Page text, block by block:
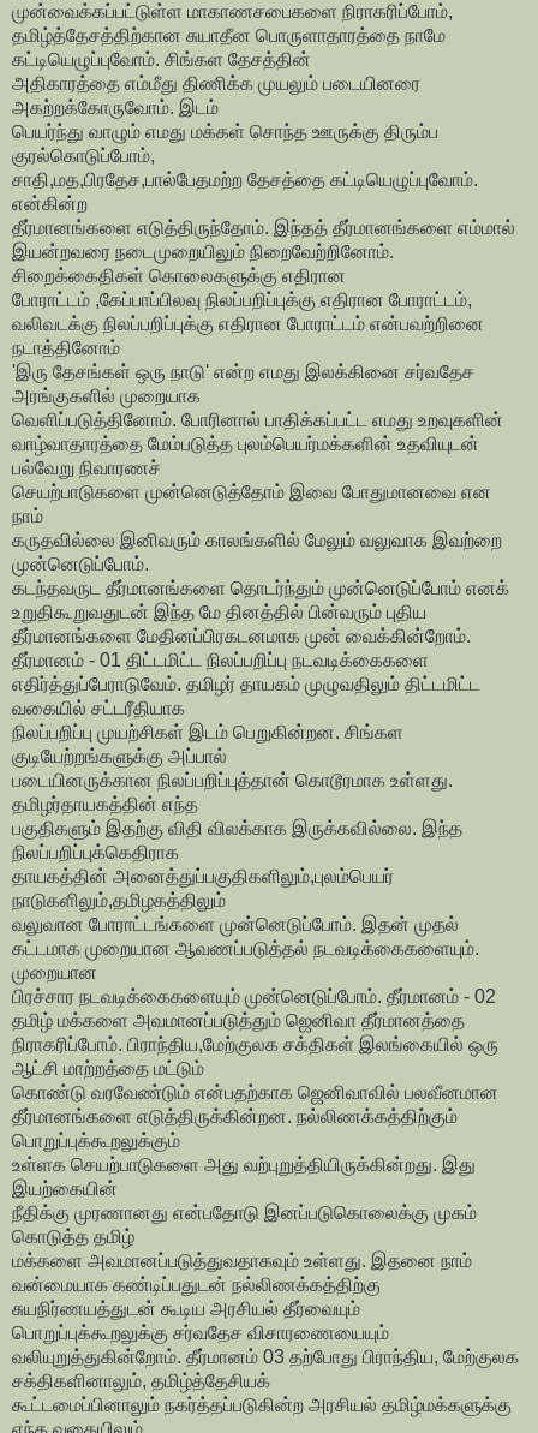
முன்வைக்கப்பட்டுள்ள மாகாணசபைகளை நிராகரிப்போம்,
தமிழ்த்தேசத்திற்கான சுயாதீன பொருளாதாரத்தை நாமே
கட்டியெழுப்புவோம். சிங்கள தேசத்தின்
அதிகாரத்தை எம்மீது திணிக்க முயலும் படையினரை
அகற்றக்கோருவோம். இடம்
பெயர்ந்து வாழும் எமது மக்கள் சொந்த ஊருக்கு திரும்ப
குரல்கொடுப்போம்,
சாதி,மத,பிரதேச,பால்பேதமற்ற தேசத்தை கட்டியெழுப்புவோம்.
என்கின்ற
தீர்மானங்களை எடுத்திருந்தோம். இந்தத் தீர்மானங்களை எம்மால்
இயன்றவரை நடைமுறையிலும் நிறைவேற்றினோம்.
சிறைக்கைதிகள் கொலைகளுக்கு எதிரான
போராட்டம் ,கேப்பாப்பிலவு நிலப்பறிப்புக்கு எதிரான போராட்டம்,
வலிவடக்கு நிலப்பறிப்புக்கு எதிரான போராட்டம் என்பவற்றினை
நடாத்தினோம்
'இரு தேசங்கள் ஒரு நாடு' என்ற எமது இலக்கினை சர்வதேச
அரங்குகளில் முறையாக
வெளிப்படுத்தினோம். போரினால் பாதிக்கப்பட்ட எமது உறவுகளின்
வாழ்வாதாரத்தை மேம்படுத்த புலம்பெயர்மக்களின் உதவியுடன்
பல்வேறு நிவாரணச்
செயற்பாடுகளை முன்னெடுத்தோம் இவை போதுமானவை என
நாம்
கருதவில்லை இனிவரும் காலங்களில் மேலும் வலுவாக இவற்றை
முன்னெடுப்போம்.
கடந்தவருட தீர்மானங்களை தொடர்ந்தும் முன்னெடுப்போம் எனக்
உறுதிகூறுவதுடன் இந்த மே தினத்தில் பின்வரும் புதிய
தீர்மானங்களை மேதினப்பிரகடனமாக முன் வைக்கின்றோம்.
தீர்மானம் - 01 திட்டமிட்ட நிலப்பறிப்பு நடவடிக்கைகளை
எதிர்த்துப்பேராடுவேம். தமிழர் தாயகம் முழுவதிலும் திட்டமிட்ட
வகையில் சட்டரீதியாக
நிலப்பறிப்பு முயற்சிகள் இடம் பெறுகின்றன. சிங்கள
குடியேற்றங்களுக்கு அப்பால்
படையினருக்கான நிலப்பறிப்புத்தான் கொடூரமாக உள்ளது.
தமிழர்தாயகத்தின் எந்த
பகுதிகளும் இதற்கு விதி விலக்காக இருக்கவில்லை. இந்த
நிலப்பறிப்புக்கெதிராக
தாயகத்தின் அனைத்துப்பகுதிகளிலும்,புலம்பெயர்
நாடுகளிலும்,தமிழகத்திலும்
வலுவான போராட்டங்களை முன்னெடுப்போம். இதன் முதல்
கட்டமாக முறையான ஆவணப்படுத்தல் நடவடிக்கைகளையும்.
முறையான
பிரச்சார நடவடிக்கைகளையும் முன்னெடுப்போம். தீர்மானம் - 02
தமிழ் மக்களை அவமானப்படுத்தும் ஜெனிவா தீர்மானத்தை
நிராகரிப்போம். பிராந்திய,மேற்குலக சக்திகள் இலங்கையில் ஒரு
ஆட்சி மாற்றத்தை மட்டும்
கொண்டு வரவேண்டும் என்பதற்காக ஜெனிவாவில் பலவீனமான
தீர்மானங்களை எடுத்திருக்கின்றன. நல்லிணக்கத்திற்கும்
பொறுப்புக்கூறலுக்கும்
உள்ளக செயற்பாடுகளை அது வற்புறுத்தியிருக்கின்றது. இது
இயற்கையின்
நீதிக்கு முரணானது என்பதோடு இனப்படுகொலைக்கு முகம்
கொடுத்த தமிழ்
மக்களை அவமானப்படுத்துவதாகவும் உள்ளது. இதனை நாம்
வன்மையாக கண்டிப்பதுடன் நல்லிணக்கத்திற்கு
சுயநிர்ணயத்துடன் கூடிய அரசியல் தீர்வையும்
பொறுப்புக்கூறலுக்கு சர்வதேச விசாரணையையும்
வலியுறுத்துகின்றோம். தீர்மானம் 03 தற்போது பிராந்திய, மேற்குலக
சக்திகளினாலும், தமிழ்த்தேசியக்
கூட்டமைப்பினாலும் நகர்த்தப்படுகின்ற அரசியல் தமிழ்மக்களுக்கு